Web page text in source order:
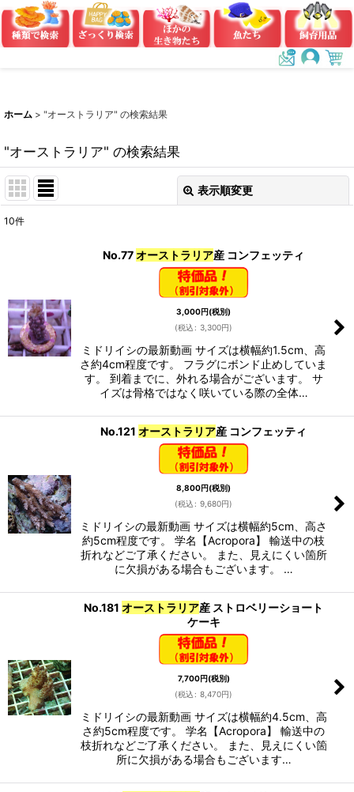
ホーム > "オーストラリア" の検索結果
"オーストラリア" の検索結果
表示順変更
在庫あり
並び順:
絞り込む
10件
No.77オーストラリア産 コンフェッティ
3,000円(税別)
(税込 : 3,300円)
ミドリイシの最新動画 サイズは横幅約1.5cm、高
さ約4cm程度です。 フラグにボンド止めしていま
す。 到着までに、外れる場合がございます。 サ
イズは骨格ではなく咲いている際の全体…
No.121 オーストラリア産 コンフェッティ
8,800円(税別)
(税込 : 9,680円)
ミドリイシの最新動画 サイズは横幅約5cm、高さ
約5cm程度です。 学名【Acropora】 輸送中の枝
折れなどご了承ください。 また、見えにくい箇所
に欠損がある場合もございます。 …
No.181 オーストラリア産 ストロベリーショート
ケーキ
7,700円(税別)
(税込 : 8,470円)
ミドリイシの最新動画 サイズは横幅約4.5cm、高
さ約5cm程度です。 学名【Acropora】 輸送中の
枝折れなどご了承ください。 また、見えにくい箇
所に欠損がある場合もございます…